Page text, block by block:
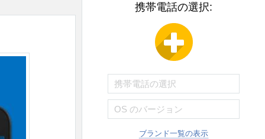
携帯電話の選択:
ブランド一覧の表示